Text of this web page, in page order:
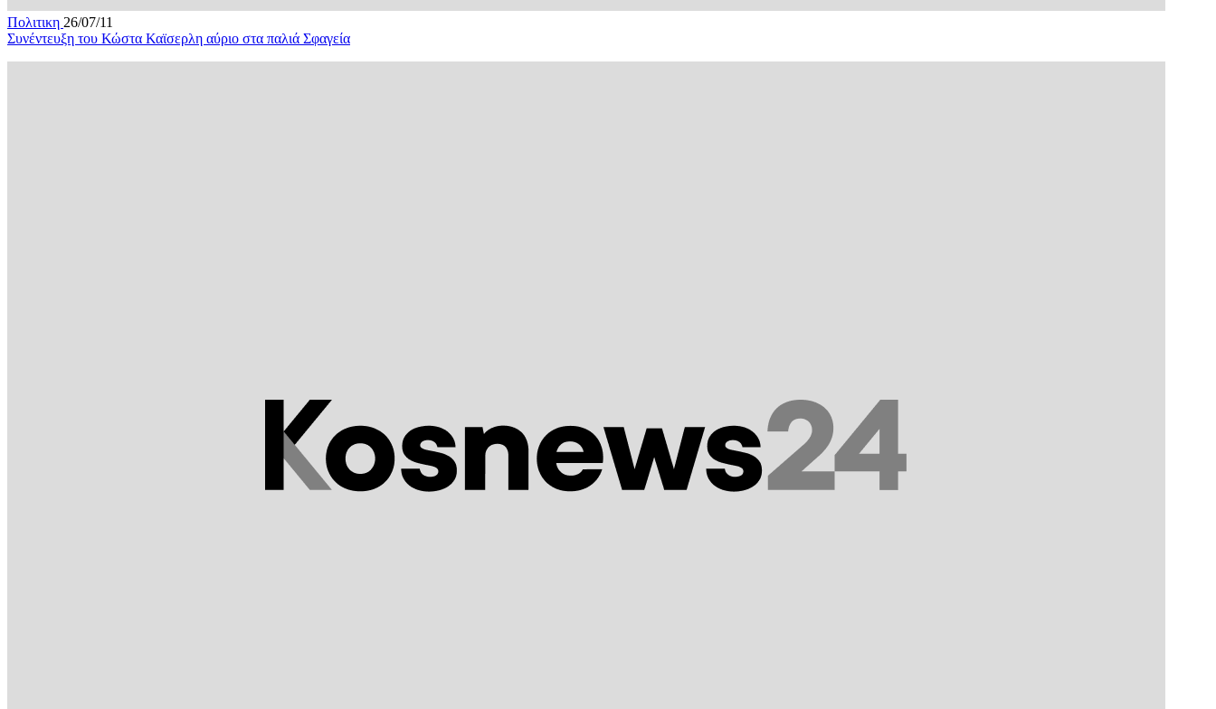
Πολιτικη 26/07/11
Συνέντευξη του Κώστα Καϊσερλη αύριο στα παλιά Σφαγεία